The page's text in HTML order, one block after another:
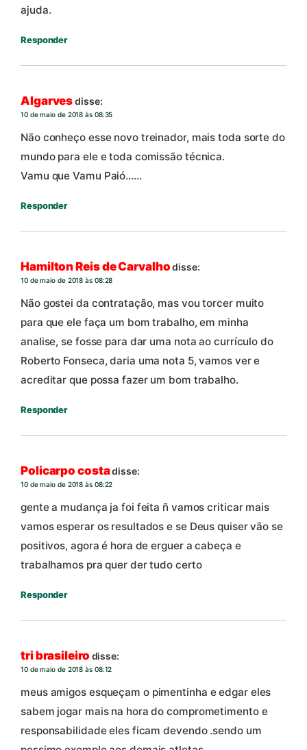
ajuda.
Responder
Algarvesdisse:
10 de maio de 2018 às 08:35
Não conheço esse novo treinador, mais toda sorte do
mundo para ele e toda comissão técnica.
Vamu que Vamu Paió……
Responder
Hamilton Reis de Carvalho disse:
10 de maio de 2018 às 08:28
Não gostei da contratação, mas vou torcer muito
para que ele faça um bom trabalho, em minha
analise, se fosse para dar uma nota ao currículo do
Roberto Fonseca, daria uma nota 5, vamos ver e
acreditar que possa fazer um bom trabalho.
Responder
Policarpo costadisse:
10 de maio de 2018 às 08:22
gente a mudança ja foi feita ñ vamos criticar mais
vamos esperar os resultados e se Deus quiser vão se
positivos, agora é hora de erguer a cabeça e
trabalhamos pra quer der tudo certo
Responder
tri brasileiro disse:
10 de maio de 2018 às 08:12
meus amigos esqueçam o pimentinha e edgar eles
sabem jogar mais na hora do comprometimento e
responsabilidade eles ficam devendo .sendo um